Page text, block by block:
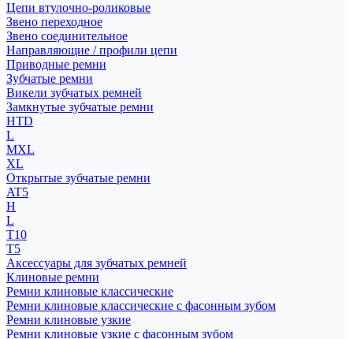
Цепи втулочно-роликовые
Звено переходное
Звено соединительное
Направляющие / профили цепи
Приводные ремни
Зубчатые ремни
Викели зубчатых ремней
Замкнутые зубчатые ремни
HTD
L
MXL
XL
Открытые зубчатые ремни
AT5
H
L
T10
T5
Аксессуары для зубчатых ремней
Клиновые ремни
Ремни клиновые классические
Ремни клиновые классические с фасонным зубом
Ремни клиновые узкие
Ремни клиновые узкие с фасонным зубом